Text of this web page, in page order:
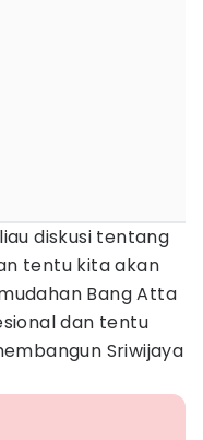
diskusi tentang
tentu kita akan
Bang Atta
dan tentu
Sriwijaya